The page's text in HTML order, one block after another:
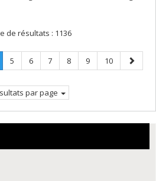
de résultats : 1136
Page
5 Page
6 Page
7 Page
8 Page
9 Page
10
Page
par page